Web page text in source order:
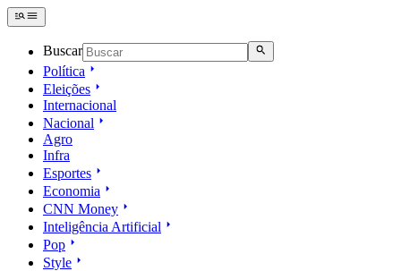
Buscar
Política
Eleições
Internacional
Nacional
Agro
Infra
Esportes
Economia
CNN Money
Inteligência Artificial
Pop
Style